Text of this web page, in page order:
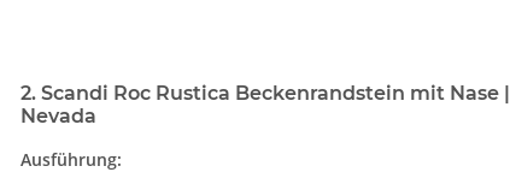
2. Scandi Roc Rustica Beckenrandstein mit Nase |
Nevada
Ausführung: